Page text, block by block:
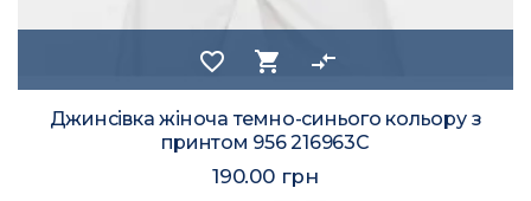
favorite_border shopping_cart compare_arrows
Джинсівка жіноча темно-синього кольору з
принтом 956 216963C
190.00 грн